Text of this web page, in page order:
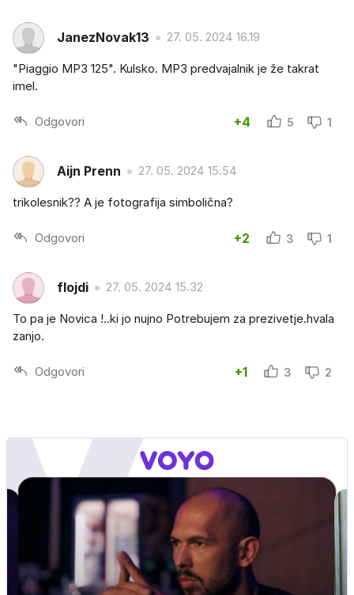
JanezNovak13 27. 05. 2024 16.19
"Piaggio MP3 125". Kulsko. MP3 predvajalnik je že takrat
imel.
Odgovori +4 5 1
Aijn Prenn 27. 05. 2024 15.54
trikolesnik?? A je fotografija simbolična?
Odgovori +2 3 1
flojdi 27. 05. 2024 15.32
To pa je Novica !..ki jo nujno Potrebujem za prezivetje.hvala
zanjo.
Odgovori +1 3 2